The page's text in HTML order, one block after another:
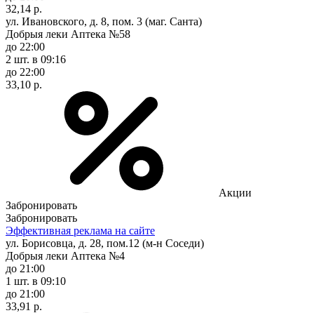
32,14 р.
ул. Ивановского, д. 8, пом. 3 (маг. Санта)
Добрыя леки Аптека №58
до 22:00
2 шт. в 09:16
до 22:00
33,10 р.
Акции
Забронировать
Забронировать
Эффективная реклама на сайте
ул. Борисовца, д. 28, пом.12 (м-н Соседи)
Добрыя леки Аптека №4
до 21:00
1 шт. в 09:10
до 21:00
33,91 р.